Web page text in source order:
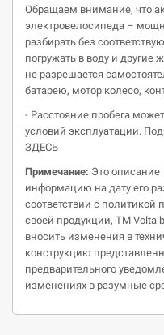
Обращаем внимание, что
электровелосипеда –
разбирать без
погружать в воду и другие
не разрешается
батарею, мотор колесо,
- Расстояние пробега
условий эксплуатации.
ЗДЕСЬ
Примечание: Это описание
информацию на дату его
соответствии с политикой
своей продукции, ТМ Volta
вносить изменения в
конструкцию
предварительного
изменениях в разумные